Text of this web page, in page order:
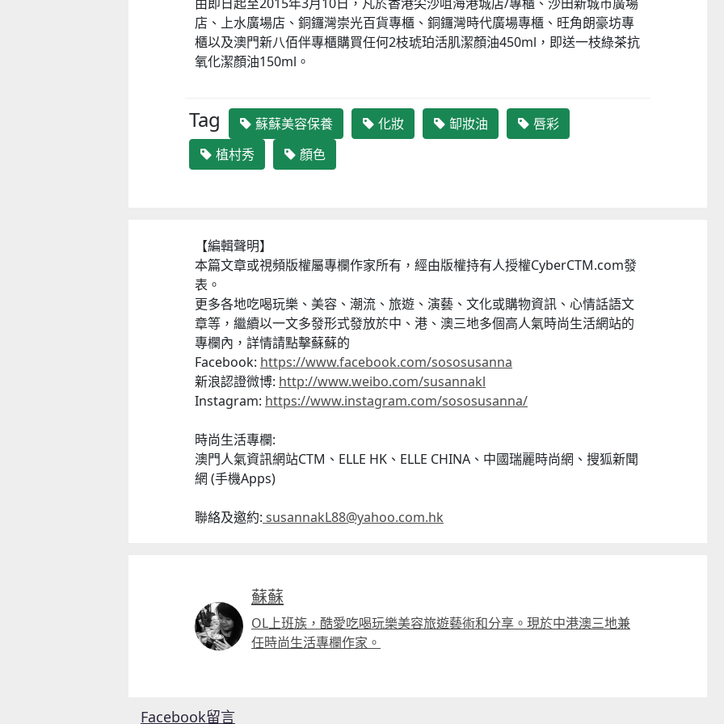
店、上水廣場店、銅鑼灣崇光百貨專櫃、銅鑼灣時代廣場專櫃、旺角朗豪坊專
櫃以及澳門新八佰伴專櫃購買任何2枝琥珀活肌潔顏油450ml，即送一枝綠茶抗
氧化潔顏油150ml。
Tag 蘇蘇美容保養 化妝 缷妝油
唇彩
植村秀
顏色
【編輯聲明】
本篇文章或視頻版權屬專欄作家所有， 經由版權持有人授權CyberCTM.com發
表。
更多各地吃喝玩樂、美容、潮流、旅遊、演藝、文化或購物資訊、 心情話語文
章等，繼續以一文多發形式發放於中、港、 澳三地多個高人氣時尚生活網站的
專欄內，詳情請點擊蘇蘇的
Facebook: https://www.facebook.com/sososusanna
新浪認證微博: http://www.weibo.com/susannakl
Instagram: https://www.instagram.com/sososusanna/
時尚生活專欄:
澳門人氣資訊網站CTM、ELLE HK、ELLE CHINA、中國瑞麗時尚網、搜狐新聞
網 (手機Apps)
聯絡及邀約: susannakL88@yahoo.com.hk
蘇蘇
OL上班族，酷愛吃喝玩樂美容旅遊藝術和分享。現於中港澳三地兼
任時尚生活專欄作家。
Facebook留言